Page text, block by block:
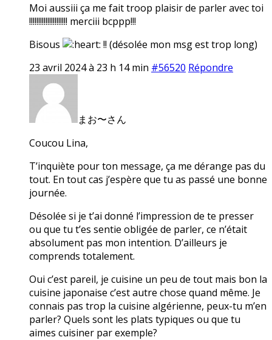
Moi aussiii ça me fait troop plaisir de parler avec toi
!!!!!!!!!!!!!!!!!!!!! merciii bcppp!!!
Bisous
!! (désolée mon msg est trop long)
23 avril 2024 à 23 h 14 min #56520 Répondre
まお〜さん
Coucou Lina,
T’inquiète pour ton message, ça me dérange pas du
tout. En tout cas j’espère que tu as passé une bonne
journée.
Désolée si je t’ai donné l’impression de te presser
ou que tu t’es sentie obligée de parler, ce n’était
absolument pas mon intention. D’ailleurs je
comprends totalement.
Oui c’est pareil, je cuisine un peu de tout mais bon la
cuisine japonaise c’est autre chose quand même. Je
connais pas trop la cuisine algérienne, peux-tu m’en
parler? Quels sont les plats typiques ou que tu
aimes cuisiner par exemple?